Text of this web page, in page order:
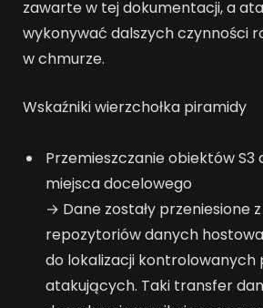
zawarte w tej dokumentacji, a
wykonywać dalszych czynności
w chmurze.
Wskaźniki wierzchołka piramidy
Przemieszczanie obiektów S3
miejsca docelowego
→ Dane zostały przeniesione
repozytoriów danych
do lokalizacji kontrolowanych
atakujących. Taki transfer